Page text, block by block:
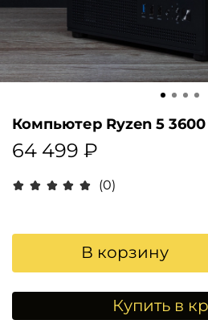
(0)
Компьютер Ryzen 5 3600
64 499 ₽
В корзину
Купить в